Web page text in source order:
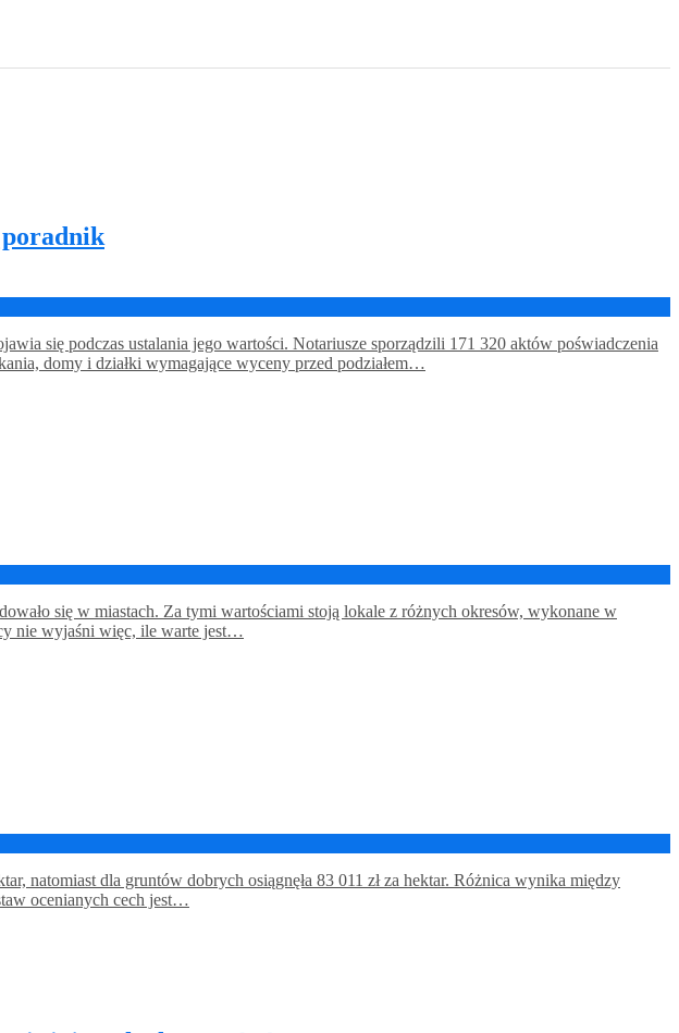
poradnik
się podczas ustalania jego wartości. Notariusze sporządzili 171 320 aktów poświadczenia
domy i działki wymagające wyceny przed podziałem…
się w miastach. Za tymi wartościami stoją lokale z różnych okresów, wykonane w
nie wyjaśni więc, ile warte jest…
natomiast dla gruntów dobrych osiągnęła 83 011 zł za hektar. Różnica wynika między
ocenianych cech jest…